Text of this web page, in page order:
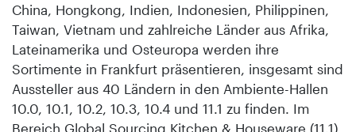
China, Hongkong, Indien, Indonesien, Philippinen,
Taiwan, Vietnam und zahlreiche Länder aus Afrika,
Lateinamerika und Osteuropa werden ihre
Sortimente in Frankfurt präsentieren, insgesamt sind
Aussteller aus 40 Ländern in den Ambiente-Hallen
10.0, 10.1, 10.2, 10.3, 10.4 und 11.1 zu finden. Im
Bereich Global Sourcing Kitchen & Houseware (11.1)